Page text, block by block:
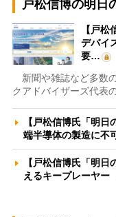
戸松信博の明日
【戸
デバイ
要…
新聞や雑誌など多数
クアドバイザーズ代表
【戸松信博氏「明
端半導体の製造に不
【戸松信博氏「明
えるキープレーヤ